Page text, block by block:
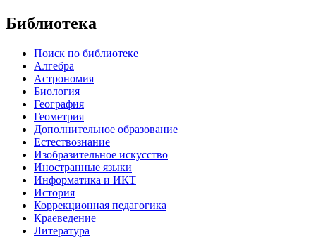
Библиотека
Поиск по библиотеке
Алгебра
Астрономия
Биология
География
Геометрия
Дополнительное образование
Естествознание
Изобразительное искусство
Иностранные языки
Информатика и ИКТ
История
Коррекционная педагогика
Краеведение
Литература